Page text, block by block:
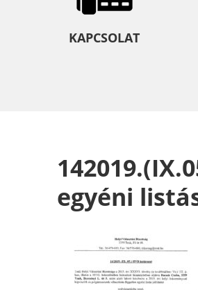
KAPCSOLAT
egyéni